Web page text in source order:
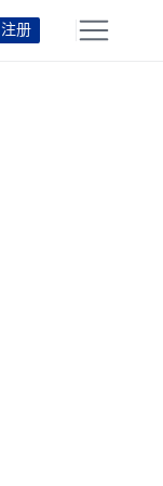
注册